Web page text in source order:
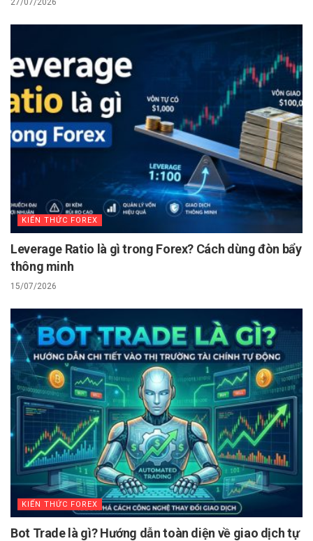
27/07/2026
KIẾN THỨC FOREX
Leverage Ratio là gì trong Forex? Cách dùng đòn bẩy
thông minh
15/07/2026
KIẾN THỨC FOREX
Bot Trade là gì? Hướng dẫn toàn diện về giao dịch tự